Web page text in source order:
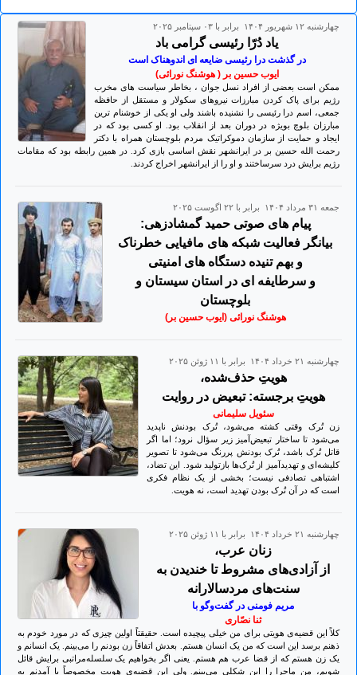
چهارشنبه ۱۲ شهريور ۱۴۰۴ برابر با ۰۳ سپتامبر ۲۰۲۵
یاد دُرّا رئیسی گرامی باد
در گذشت درا رئیسی ضایعه ای اندوهناک است
ایوب حسین بر ( هوشنگ نورائی)
ممکن است بعضی از افراد نسل جوان ، بخاطر سیاست های مخرب
رژیم برای پاک کردن مبارزات نیروهای سکولار و مستقل از حافظه
جمعی، اسم درا رئیسی را نشنیده باشند ولی او یکی از خوشنام ترین
مبارزان بلوچ بویژه در دوران بعد از انقلاب بود. او کسی بود که در
ایجاد و حمایت از سازمان دموکراتیک مردم بلوچستان همراه با دکتر
رحمت الله حسین بر در ایرانشهر نقش اساسی بازی کرد. در همین رابطه بود که مقامات
رژیم برایش درد سرساختند و او را از ایرانشهر اخراج کردند.
جمعه ۳۱ مرداد ۱۴۰۴ برابر با ۲۲ اگوست ۲۰۲۵
پیام های صوتی حمید گمشادزهی:
بیانگر فعالیت شبکه های مافیایی خطرناک
و بهم تنیده دستگاه های امنیتی
و سرطایفه ای در استان سیستان و
بلوچستان
هوشنگ نورائی (ایوب حسین بر)
چهارشنبه ۲۱ خرداد ۱۴۰۴ برابر با ۱۱ ژوئن ۲۰۲۵
هویتِ حذف‌شده،
هویتِ برجسته: تبعیض در روایت
سئویل سلیمانی
زن تُرک وقتی کشته می‌شود، تُرک بودنش ناپدید
می‌شود تا ساختار تبعیض‌آمیز زیر سؤال نرود؛ اما اگر
قاتل تُرک باشد، تُرک بودنش پررنگ می‌شود تا تصویر
کلیشه‌ای و تهدیدآمیز از تُرک‌ها بازتولید شود. این تضاد،
اشتباهی تصادفی نیست؛ بخشی از یک نظام فکری
است که در آن تُرک بودن تهدید است، نه هویت.
چهارشنبه ۲۱ خرداد ۱۴۰۴ برابر با ۱۱ ژوئن ۲۰۲۵
زنان عرب،
از آزادی‌های مشروط تا خندیدن به
سنت‌های مردسالارانه
مریم فومنی در گفت‌وگو با
ثنا نصّاری
کلاً این قضیه‌ی هویتی برای من خیلی پیچیده است. حقیقتاً اولین چیزی که در مورد خودم به
ذهنم برسد این است که من یک انسان هستم. بعدش اتفاقاً زن بودنم را می‌بینم. یک انسانم و
یک زن هستم که از قضا عرب هم هستم. یعنی اگر بخواهیم یک سلسله‌مراتبی برایش قائل
شویم، من ماجرا را این شکلی می‌بینم. ولی این قضیه‌ی هویت مخصوصاً با آمدنم به